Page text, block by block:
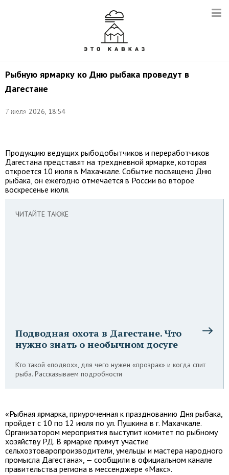
Рыбную ярмарку ко Дню рыбака проведут в
Дагестане
7 июля 2026, 18:54
Алексей
Продукцию ведущих рыбодобытчиков и переработчиков
Дагестана представят на трехдневной ярмарке, которая
откроется 10 июля в Махачкале. Событие посвящено Дню
рыбака, он ежегодно отмечается в России во второе
воскресенье июля.
ЧИТАЙТЕ ТАКЖЕ
Подводная охота в Дагестане. Что
нужно знать о необычном досуге
Кто такой «подвох», для чего нужен «прозрак» и когда спит
рыба. Рассказываем подробности
«Рыбная ярмарка, приуроченная к празднованию Дня рыбака,
пройдет с 10 по 12 июля по ул. Пушкина в г. Махачкале.
Организатором мероприятия выступит комитет по рыбному
хозяйству РД. В ярмарке примут участие
сельхозтоваропроизводители, умельцы и мастера народного
промысла Дагестана», — сообщили в официальном канале
правительства региона в мессенджере «Макс».